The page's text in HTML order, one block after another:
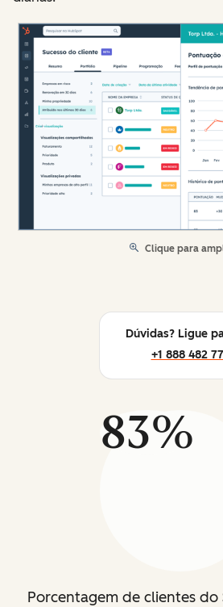
Clique para
Dúvidas? Ligue
+1 888 482
83%
Porcentagem de clientes do